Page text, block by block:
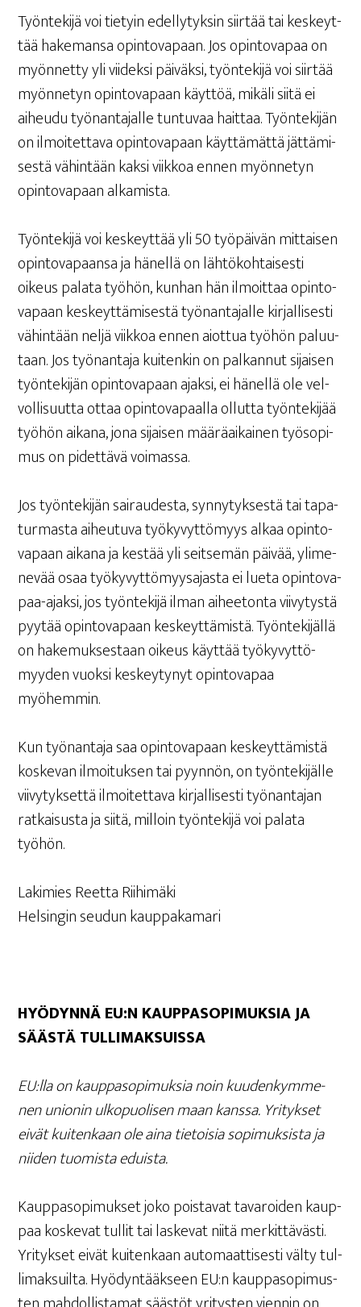
Työn­te­ki­jä voi tie­tyin edel­ly­tyk­sin siir­tää tai kes­keyt­
tää hake­man­sa opin­to­va­paan. Jos opin­to­va­paa on
myön­net­ty yli vii­dek­si päi­väk­si, työn­te­ki­jä voi siir­tää
myön­ne­tyn opin­to­va­paan käyt­töä, mikä­li sii­tä ei
aiheu­du työ­nan­ta­jal­le tun­tu­vaa hait­taa. Työn­te­ki­jän
on ilmoi­tet­ta­va opin­to­va­paan käyt­tä­mät­tä jät­tä­mi­
ses­tä vähin­tään kak­si viik­koa ennen myön­ne­tyn
opin­to­va­paan alkamista.
Työn­te­ki­jä voi kes­keyt­tää yli 50 työ­päi­vän mit­tai­sen
opin­to­va­paan­sa ja hänel­lä on läh­tö­koh­tai­ses­ti
oikeus pala­ta työ­hön, kun­han hän ilmoit­taa opin­to­
va­paan kes­keyt­tä­mi­ses­tä työ­nan­ta­jal­le kir­jal­li­ses­ti
vähin­tään nel­jä viik­koa ennen aiot­tua työ­hön paluu­
taan. Jos työ­nan­ta­ja kui­ten­kin on pal­kan­nut sijai­sen
työn­te­ki­jän opin­to­va­paan ajak­si, ei hänel­lä ole vel­
vol­li­suut­ta ottaa opin­to­va­paal­la ollut­ta työn­te­ki­jää
työ­hön aika­na, jona sijai­sen mää­rä­ai­kai­nen työ­so­pi­
mus on pidet­tä­vä voimassa.
Jos työn­te­ki­jän sai­rau­des­ta, syn­ny­tyk­ses­tä tai tapa­
tur­mas­ta aiheu­tu­va työ­ky­vyt­tö­myys alkaa opin­to­
va­paan aika­na ja kes­tää yli seit­se­män päi­vää, yli­me­
ne­vää osaa työ­ky­vyt­tö­myy­sa­jas­ta ei lue­ta opin­to­va­
paa-ajak­si, jos työn­te­ki­jä ilman aihee­ton­ta vii­vy­tys­tä
pyy­tää opin­to­va­paan kes­keyt­tä­mis­tä. Työn­te­ki­jäl­lä
on hake­muk­ses­taan oikeus käyt­tää työ­ky­vyt­tö­
myy­den vuok­si kes­key­ty­nyt opin­to­va­paa
myöhemmin.
Kun työ­nan­ta­ja saa opin­to­va­paan kes­keyt­tä­mis­tä
kos­ke­van ilmoi­tuk­sen tai pyyn­nön, on työn­te­ki­jäl­le
vii­vy­tyk­set­tä ilmoi­tet­ta­va kir­jal­li­ses­ti työ­nan­ta­jan
rat­kai­sus­ta ja sii­tä, mil­loin työn­te­ki­jä voi pala­ta
työhön.
Laki­mies Reet­ta Riihimäki
Hel­sin­gin seu­dun kauppakamari
HYÖ­DYN­NÄ EU:N KAUP­PA­SO­PI­MUK­SIA JA
SÄÄS­TÄ TULLIMAKSUISSA
EU:lla on kaup­pa­so­pi­muk­sia noin kuu­den­kym­me­
nen unio­nin ulko­puo­li­sen maan kans­sa. Yri­tyk­set
eivät kui­ten­kaan ole aina tie­toi­sia sopi­muk­sis­ta ja
nii­den tuo­mis­ta eduista.
Kaup­pa­so­pi­muk­set joko pois­ta­vat tava­roi­den kaup­
paa kos­ke­vat tul­lit tai las­ke­vat nii­tä mer­kit­tä­väs­ti.
Yri­tyk­set eivät kui­ten­kaan auto­maat­ti­ses­ti väl­ty tul­
li­mak­suil­ta. Hyö­dyn­tääk­seen EU:n kaup­pa­so­pi­mus­